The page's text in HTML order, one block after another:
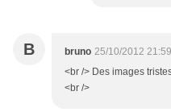
B bruno 25/10/2012 21:59
<br /> Des images
<br />